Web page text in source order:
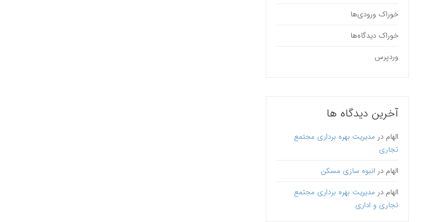
خوراک ورودی‌ها
خوراک دیدگاه‌ها
وردپرس
آخرین دیدگاه ها
الهام در مدیریت بهره برداری مجتمع
تجاری
الهام در انبوه سازی مسکن
الهام در مدیریت بهره برداری مجتمع
تجاری و اداری